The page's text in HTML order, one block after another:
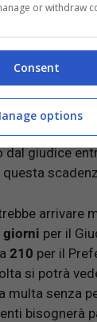
ilverbaleè
Pace o al
dal giudice
arrivare
giorni per il
210 per il
si potrà
multa senza
bisognerà
or withdraw
Consent
options